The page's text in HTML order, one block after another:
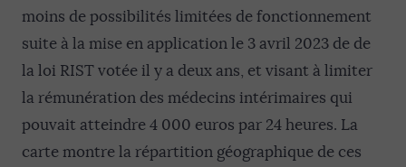
moins de possibilités limitées de fonctionnement
suite à la mise en application le 3 avril 2023 de de
la loi RIST votée il y a deux ans, et visant à limiter
la rémunération des médecins intérimaires qui
pouvait atteindre 4 000 euros par 24 heures. La
carte montre la répartition géographique de ces